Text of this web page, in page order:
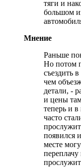
тяги и
большом
Мнение
Раньше
Но потом
съездить
чем
детали, -
и цены
теперь и
часто
появился
месте
переплачу